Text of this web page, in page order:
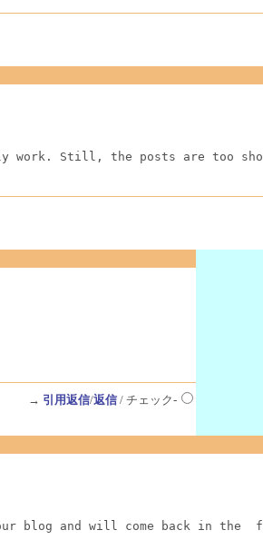
Still, the posts are too
→ 引用返信/返信/ チェック-
and will come back in the